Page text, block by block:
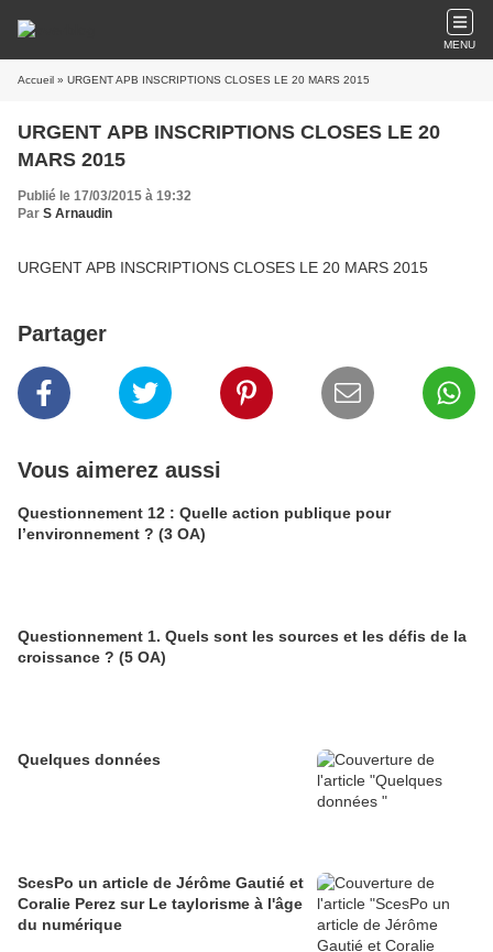
MENU
Accueil » URGENT APB INSCRIPTIONS CLOSES LE 20 MARS 2015
URGENT APB INSCRIPTIONS CLOSES LE 20
MARS 2015
Publié le 17/03/2015 à 19:32
Par S Arnaudin
URGENT APB INSCRIPTIONS CLOSES LE 20 MARS 2015
Partager
Vous aimerez aussi
Questionnement 12 : Quelle action publique pour
l’environnement ? (3 OA)
Questionnement 1. Quels sont les sources et les défis de la
croissance ? (5 OA)
Quelques données
ScesPo un article de Jérôme Gautié et
Coralie Perez sur Le taylorisme à l'âge
du numérique